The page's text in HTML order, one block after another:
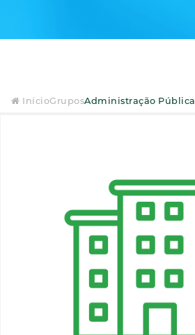
InícioGruposAdministração Pública